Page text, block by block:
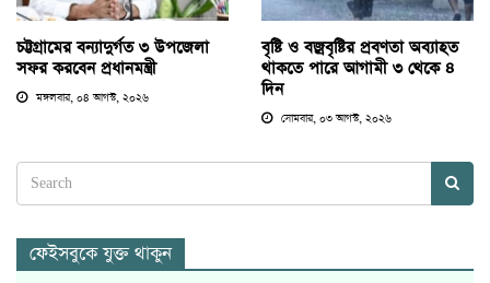
চট্টগ্রামের বন্যাদুর্গত ৩ উপজেলা
সফর করবেন প্রধানমন্ত্রী
মঙ্গলবার, ০৪ আগস্ট, ২০২৬
বৃষ্টি ও বজ্রবৃষ্টির প্রবণতা অব্যাহত
থাকতে পারে আগামী ৩ থেকে ৪
দিন
সোমবার, ০৩ আগস্ট, ২০২৬
ফেইসবুকে যুক্ত থাকুন